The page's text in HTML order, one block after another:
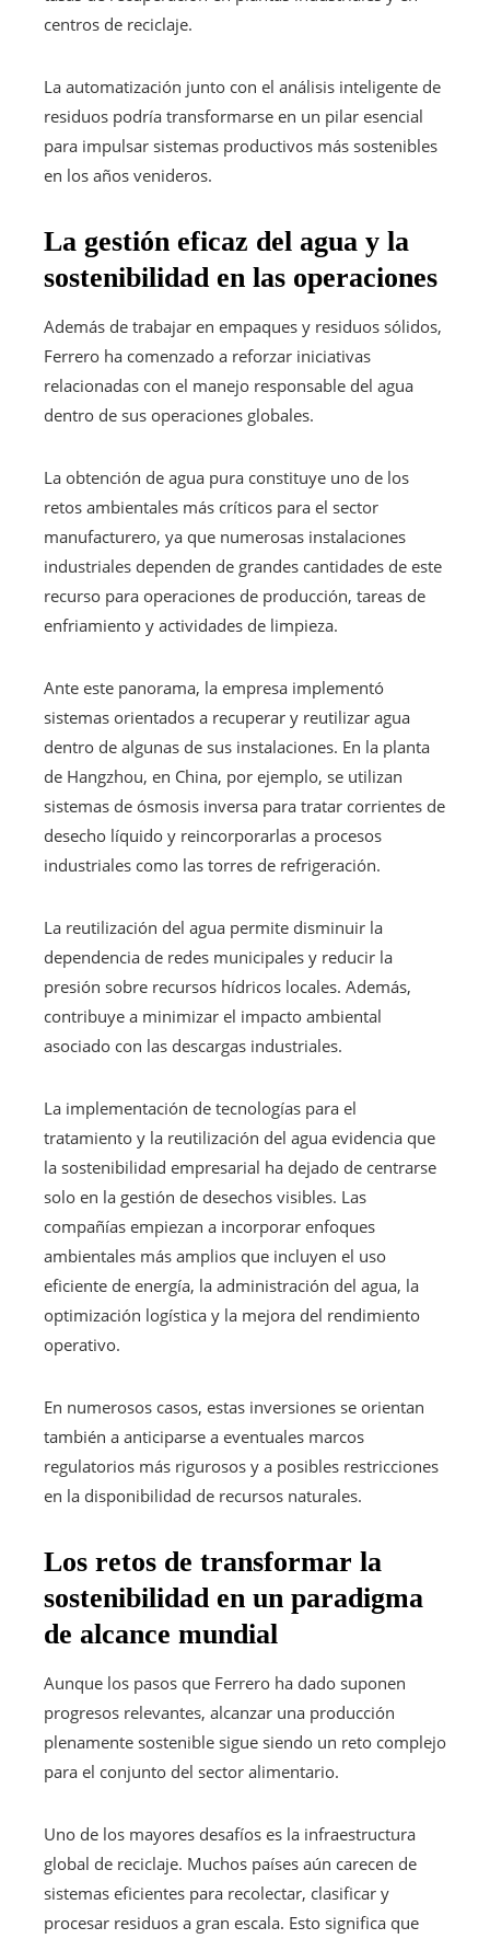
centros de reciclaje.
La automatización junto con el análisis inteligente de
residuos podría transformarse en un pilar esencial
para impulsar sistemas productivos más sostenibles
en los años venideros.
La gestión eficaz del agua y la
sostenibilidad en las operaciones
Además de trabajar en empaques y residuos sólidos,
Ferrero ha comenzado a reforzar iniciativas
relacionadas con el manejo responsable del agua
dentro de sus operaciones globales.
La obtención de agua pura constituye uno de los
retos ambientales más críticos para el sector
manufacturero, ya que numerosas instalaciones
industriales dependen de grandes cantidades de este
recurso para operaciones de producción, tareas de
enfriamiento y actividades de limpieza.
Ante este panorama, la empresa implementó
sistemas orientados a recuperar y reutilizar agua
dentro de algunas de sus instalaciones. En la planta
de Hangzhou, en China, por ejemplo, se utilizan
sistemas de ósmosis inversa para tratar corrientes de
desecho líquido y reincorporarlas a procesos
industriales como las torres de refrigeración.
La reutilización del agua permite disminuir la
dependencia de redes municipales y reducir la
presión sobre recursos hídricos locales. Además,
contribuye a minimizar el impacto ambiental
asociado con las descargas industriales.
La implementación de tecnologías para el
tratamiento y la reutilización del agua evidencia que
la sostenibilidad empresarial ha dejado de centrarse
solo en la gestión de desechos visibles. Las
compañías empiezan a incorporar enfoques
ambientales más amplios que incluyen el uso
eficiente de energía, la administración del agua, la
optimización logística y la mejora del rendimiento
operativo.
En numerosos casos, estas inversiones se orientan
también a anticiparse a eventuales marcos
regulatorios más rigurosos y a posibles restricciones
en la disponibilidad de recursos naturales.
Los retos de transformar la
sostenibilidad en un paradigma
de alcance mundial
Aunque los pasos que Ferrero ha dado suponen
progresos relevantes, alcanzar una producción
plenamente sostenible sigue siendo un reto complejo
para el conjunto del sector alimentario.
Uno de los mayores desafíos es la infraestructura
global de reciclaje. Muchos países aún carecen de
sistemas eficientes para recolectar, clasificar y
procesar residuos a gran escala. Esto significa que